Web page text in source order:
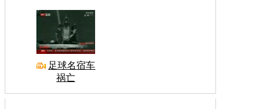
足球名宿车
祸亡